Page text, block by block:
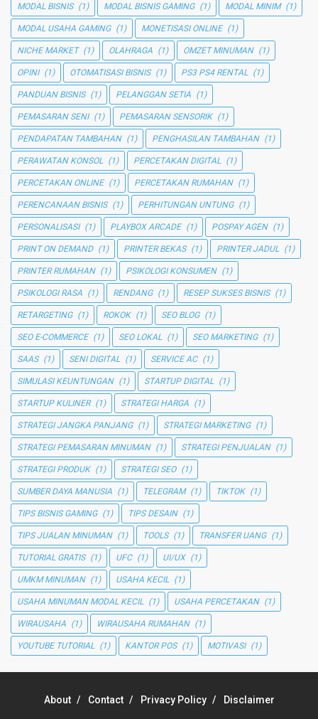
MODAL BISNIS (1) MODAL BISNIS GAMING (1) MODAL MINIM (1)
MODAL USAHA GAMING (1) MONETISASI ONLINE (1)
NICHE MARKET (1) OLAHRAGA (1) OMZET MINUMAN (1)
OPINI (1) OTOMATISASI BISNIS (1) PS3 PS4 RENTAL (1)
PANDUAN BISNIS (1) PELANGGAN SETIA (1)
PEMASARAN SENI (1) PEMASARAN SENSORIK (1)
PENDAPATAN TAMBAHAN (1) PENGHASILAN TAMBAHAN (1)
PERAWATAN KONSOL (1) PERCETAKAN DIGITAL (1)
PERCETAKAN ONLINE (1) PERCETAKAN RUMAHAN (1)
PERENCANAAN BISNIS (1) PERHITUNGAN UNTUNG (1)
PERSONALISASI (1) PLAYBOX ARCADE (1) POSPAY AGEN (1)
PRINT ON DEMAND (1) PRINTER BEKAS (1) PRINTER JADUL (1)
PRINTER RUMAHAN (1) PSIKOLOGI KONSUMEN (1)
PSIKOLOGI RASA (1) RENDANG (1) RESEP SUKSES BISNIS (1)
RETARGETING (1) ROKOK (1) SEO BLOG (1)
SEO E-COMMERCE (1) SEO LOKAL (1) SEO MARKETING (1)
SAAS (1) SENI DIGITAL (1) SERVICE AC (1)
SIMULASI KEUNTUNGAN (1) STARTUP DIGITAL (1)
STARTUP KULINER (1) STRATEGI HARGA (1)
STRATEGI JANGKA PANJANG (1) STRATEGI MARKETING (1)
STRATEGI PEMASARAN MINUMAN (1) STRATEGI PENJUALAN (1)
STRATEGI PRODUK (1) STRATEGI SEO (1)
SUMBER DAYA MANUSIA (1) TELEGRAM (1) TIKTOK (1)
TIPS BISNIS GAMING (1) TIPS DESAIN (1)
TIPS JUALAN MINUMAN (1) TOOLS (1) TRANSFER UANG (1)
TUTORIAL GRATIS (1) UFC (1) UI/UX (1)
UMKM MINUMAN (1) USAHA KECIL (1)
USAHA MINUMAN MODAL KECIL (1) USAHA PERCETAKAN (1)
WIRAUSAHA (1) WIRAUSAHA RUMAHAN (1)
YOUTUBE TUTORIAL (1) KANTOR POS (1) MOTIVASI (1)
About Contact Privacy Policy Disclaimer